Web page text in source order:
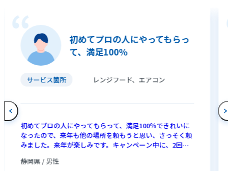
初めてプロの人にやってもらっ
て、満足100％
サービス箇所 レンジフード、エアコン
初めてプロの人にやってもらって、満足100％できれいに
なったので、来年も他の場所を頼もうと思い、さっそく頼
みました。来年が楽しみです。キャンペーン中に、2回も
静岡県 / 男性